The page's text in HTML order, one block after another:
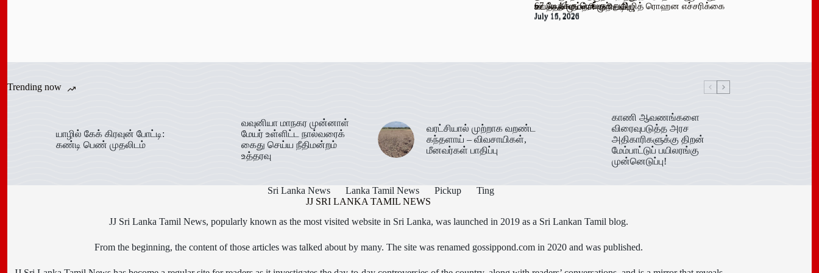
67 பேருக்கு டெங்கு உறுதி
July 16, 2026
ஊடக விளம்பரங்கள் – அஜித் ரொஹன எச்சரிக்கை
July 15, 2026
கடத்தல் முயற்சி முறியடிப்பு
July 15, 2026
Trending now
யாழில் கேக் கிரவுன் போட்டி:
கண்டி பெண் முதலிடம்
வவுனியா மாநகர முன்னாள்
மேயர் உள்ளிட்ட நால்வரைக்
கைது செய்ய நீதிமன்றம்
உத்தரவு
வரட்சியால் முற்றாக வறண்ட
கந்தளாய் – விவசாயிகள்,
மீனவர்கள் பாதிப்பு
காணி ஆவணங்களை
விரைவுபடுத்த அரச
அதிகாரிகளுக்கு திறன்
மேம்பாட்டுப் பயிலரங்கு
முன்னெடுப்பு!
Sri Lanka News Lanka Tamil News Pickup
Ting
JJ SRI LANKA TAMIL NEWS
JJ Sri Lanka Tamil News, popularly known as the most visited website in Sri Lanka, was launched in 2019 as a Sri Lankan Tamil blog.
From the beginning, the content of those articles was talked about by many. The site was renamed gossippond.com in 2020 and was published.